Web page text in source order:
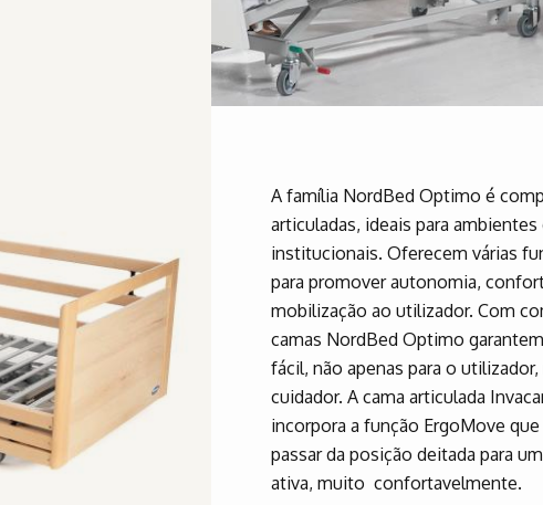
A família NordBed Optimo é
articuladas, ideais para
institucionais. Oferecem várias
para promover autonomia,
mobilização ao utilizador. Com
camas NordBed Optimo
fácil, não apenas para o
cuidador. A cama articulada
incorpora a função ErgoMove
passar da posição deitada para
ativa, muito confortavelmente.